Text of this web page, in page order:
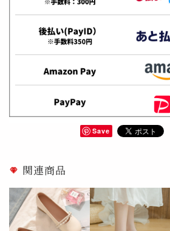
Save
関連商品